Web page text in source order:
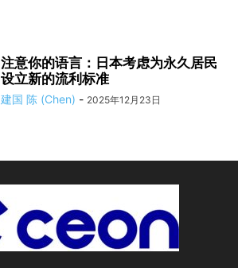
注意你的语言：日本考虑为永久居民
设立新的流利标准
建国 陈 (Chen) - 2025年12月23日